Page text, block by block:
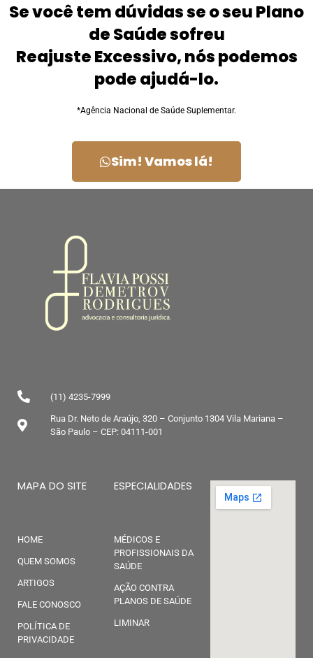
Se você tem dúvidas se o seu Plano
de Saúde sofreu
Reajuste Excessivo, nós podemos
pode ajudá-lo.
*Agência Nacional de Saúde Suplementar.
Sim! Vamos lá!
(11) 4235-7999
Rua Dr. Neto de Araújo, 320 – Conjunto 1304 Vila Mariana –
São Paulo – CEP: 04111-001
MAPA DO SITE
HOME
QUEM SOMOS
ARTIGOS
FALE CONOSCO
POLÍTICA DE
PRIVACIDADE
ESPECIALIDADES
MÉDICOS E
PROFISSIONAIS DA
SAÚDE
AÇÃO CONTRA
PLANOS DE SAÚDE
LIMINAR